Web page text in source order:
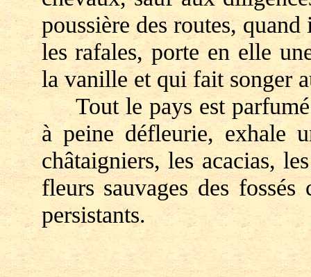
poussière des routes,
les rafales, porte en elle
la vanille et qui fait songer
Tout le pays est parfumé
à peine défleurie, exhale
châtaigniers, les acacias,
fleurs sauvages des
persistants.